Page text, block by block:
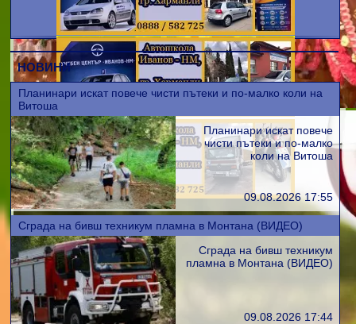
НОВИНИ
Планинари искат повече чисти пътеки и по-малко коли на
Витоша
Планинари искат повече
чисти пътеки и по-малко
коли на Витоша
09.08.2026 17:55
Сграда на бивш техникум пламна в Монтана (ВИДЕО)
Сграда на бивш техникум
пламна в Монтана (ВИДЕО)
09.08.2026 17:44